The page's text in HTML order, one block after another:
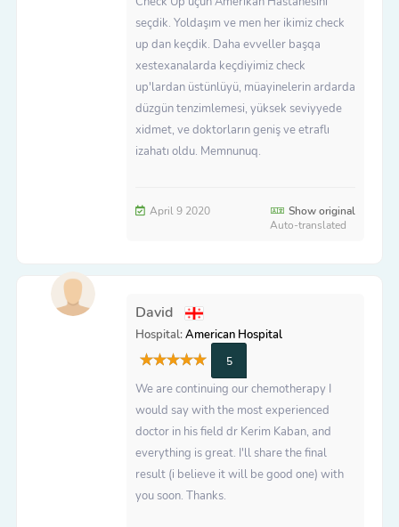
seçdik. Yoldaşım ve men her ikimiz check
up dan keçdik. Daha evveller başqa
xestexanalarda keçdiyimiz check
up'lardan üstünlüyü, müayinelerin ardarda
düzgün tenzimlemesi, yüksek seviyyede
xidmet, ve doktorların geniş ve etraflı
izahatı oldu. Memnunuq.
April 9 2020
Show original
Auto-translated
David
Hospital:American Hospital
5
We are continuing our chemotherapy I
would say with the most experienced
doctor in his field dr Kerim Kaban, and
everything is great. I'll share the final
result (i believe it will be good one) with
you soon. Thanks.